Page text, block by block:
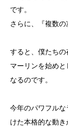
です。
さらに、『複数の
すると、僕たち
マーリンを始め
なるのです。
今年のパワフル
けた本格的な動